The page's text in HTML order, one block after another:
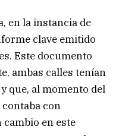
en la instancia de
clave emitido
Este documento
ambas calles tenían
que, al momento del
con
en este